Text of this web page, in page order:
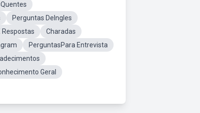
Perguntas DeIngles
Respostas
Charadas
PerguntasPara Entrevista
Geral